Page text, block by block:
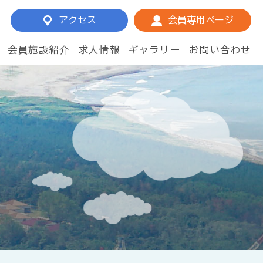
アクセス 会員専用ページ
会員施設紹介 求人情報 ギャラリー お問い合わせ